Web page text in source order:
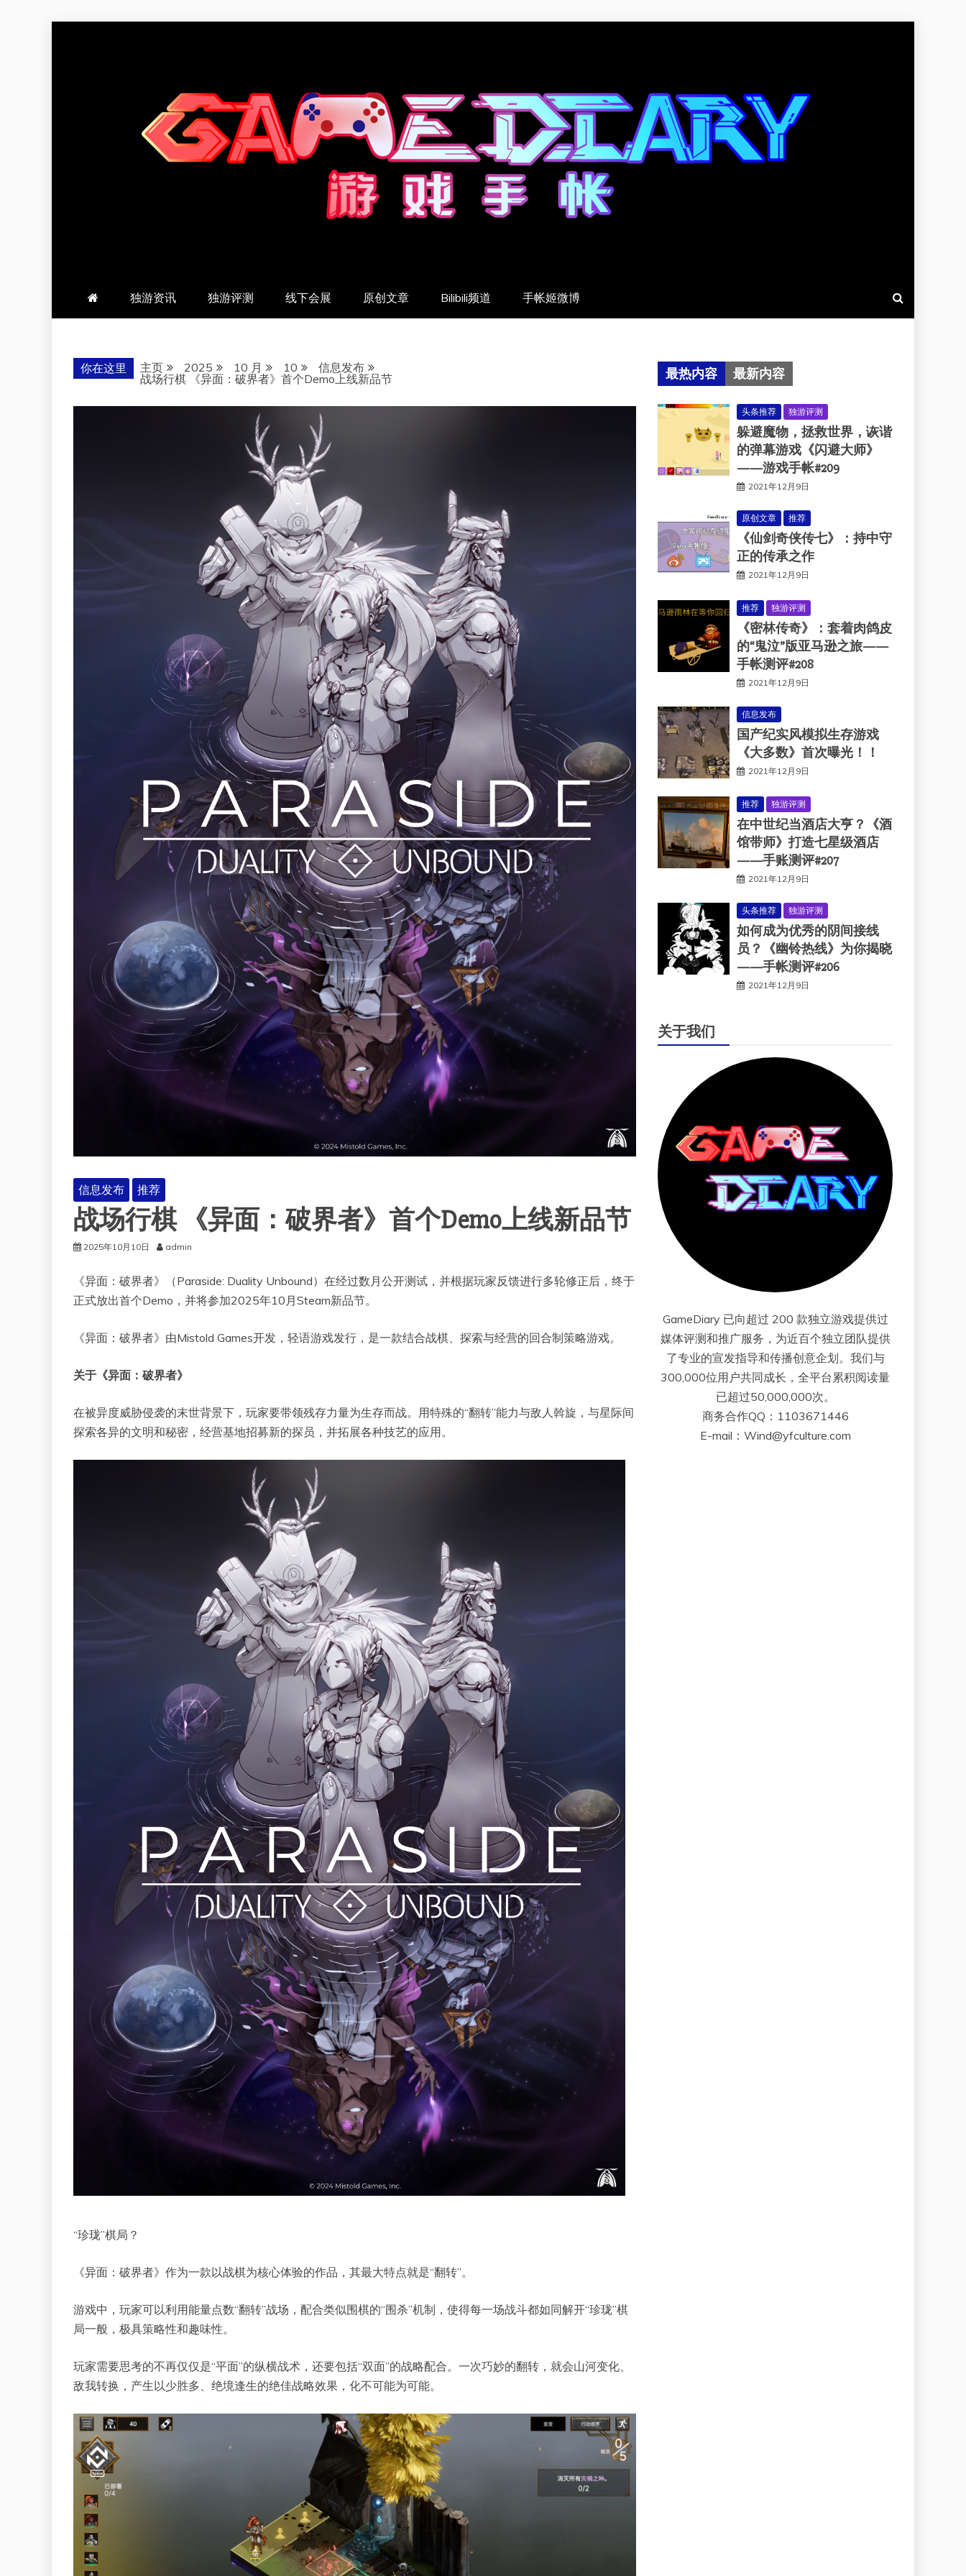
羽风手帐姬
独游资讯 独游评测 线下会展 原创文章 Bilibili频道 手帐姬微博
你在这里 主页 2025 10 月 10
信息发布
战场行棋 《异面：破界者》首个Demo上线新品节
信息发布 推荐
战场行棋 《异面：破界者》首个Demo上线新品节
2025年10月10日 admin
《异面：破界者》（Paraside: Duality Unbound）在经过数月公开测试，并根据玩家反馈进行多轮修正后，终于
正式放出首个Demo，并将参加2025年10月Steam新品节。
《异面：破界者》由Mistold Games开发，轻语游戏发行，是一款结合战棋、探索与经营的回合制策略游戏。
关于《异面：破界者》
在被异度威胁侵袭的末世背景下，玩家要带领残存力量为生存而战。用特殊的“翻转”能力与敌人斡旋，与星际间
探索各异的文明和秘密，经营基地招募新的探员，并拓展各种技艺的应用。
“珍珑”棋局？
《异面：破界者》作为一款以战棋为核心体验的作品，其最大特点就是“翻转”。
游戏中，玩家可以利用能量点数“翻转”战场，配合类似围棋的“围杀”机制，使得每一场战斗都如同解开“珍珑”棋
局一般，极具策略性和趣味性。
玩家需要思考的不再仅仅是“平面”的纵横战术，还要包括“双面”的战略配合。一次巧妙的翻转，就会山河变化、
敌我转换，产生以少胜多、绝境逢生的绝佳战略效果，化不可能为可能。
最热内容 最新内容
头条推荐 独游评测
躲避魔物，拯救世界，诙谐
的弹幕游戏《闪避大师》
——游戏手帐#209
2021年12月9日
原创文章 推荐
《仙剑奇侠传七》：持中守
正的传承之作
2021年12月9日
推荐 独游评测
《密林传奇》：套着肉鸽皮
的“鬼泣”版亚马逊之旅——
手帐测评#208
2021年12月9日
信息发布
国产纪实风模拟生存游戏
《大多数》首次曝光！！
2021年12月9日
推荐 独游评测
在中世纪当酒店大亨？《酒
馆带师》打造七星级酒店
——手账测评#207
2021年12月9日
头条推荐 独游评测
如何成为优秀的阴间接线
员？《幽铃热线》为你揭晓
——手帐测评#206
2021年12月9日
关于我们
GameDiary 已向超过 200 款独立游戏提供过
媒体评测和推广服务，为近百个独立团队提供
了专业的宣发指导和传播创意企划。我们与
300,000位用户共同成长，全平台累积阅读量
已超过50,000,000次。
商务合作QQ：1103671446
E-mail：Wind@yfculture.com